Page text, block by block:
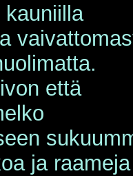
kauniilla
että
ja raameja